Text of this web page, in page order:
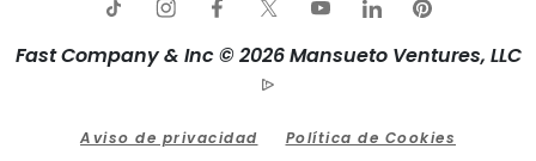
Fast Company & Inc © 2026 Mansueto Ventures, LLC
Aviso de privacidad Política de Cookies